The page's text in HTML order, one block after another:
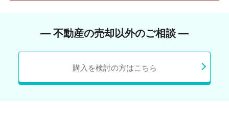
― 不動産の売却以外のご相談 ―
購入を検討の方はこちら